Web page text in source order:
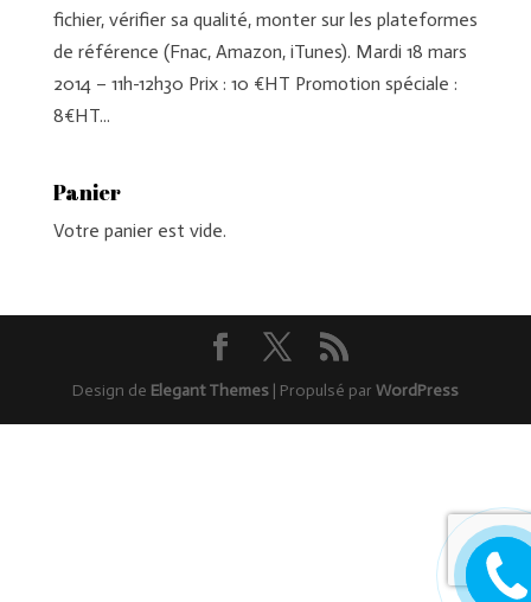
fichier, vérifier sa qualité, monter sur les plateformes
de référence (Fnac, Amazon, iTunes). Mardi 18 mars
2014 – 11h-12h30 Prix : 10 €HT Promotion spéciale :
8€HT...
Panier
Votre panier est vide.
Design de Elegant Themes| Propulsé par WordPress
moi